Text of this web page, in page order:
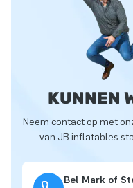
KUNNEN
Neem contact op met
van JB inflatables
Bel Mark of